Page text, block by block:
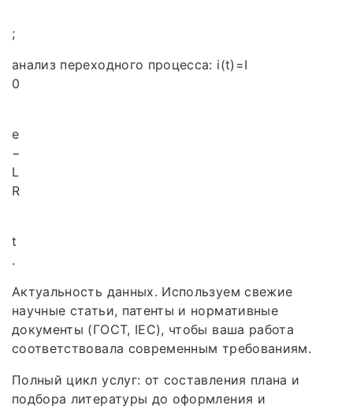
;
анализ переходного процесса: i(t)=I
0
e
−
L
R
t
.
Актуальность данных. Используем свежие
научные статьи, патенты и нормативные
документы (ГОСТ, IEC), чтобы ваша работа
соответствовала современным требованиям.
Полный цикл услуг: от составления плана и
подбора литературы до оформления и